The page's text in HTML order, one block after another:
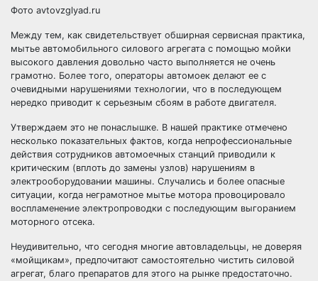
Фото avtovzglyad.ru
Между тем, как свидетельствует обширная сервисная практика,
мытье автомобильного силового агрегата с помощью мойки
высокого давления довольно часто выполняется не очень
грамотно. Более того, операторы автомоек делают ее с
очевидными нарушениями технологии, что в последующем
нередко приводит к серьезным сбоям в работе двигателя.
Утверждаем это не понаслышке. В нашей практике отмечено
несколько показательных фактов, когда непрофессиональные
действия сотрудников автомоечных станций приводили к
критическим (вплоть до замены узлов) нарушениям в
электрооборудовании машины. Случались и более опасные
ситуации, когда неграмотное мытье мотора провоцировало
воспламенение электропроводки с последующим выгоранием
моторного отсека.
Неудивительно, что сегодня многие автовладельцы, не доверяя
«мойщикам», предпочитают самостоятельно чистить силовой
агрегат, благо препаратов для этого на рынке предостаточно.